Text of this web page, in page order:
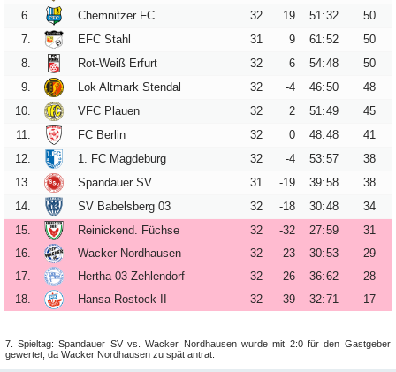
Tickets
Archiv
DFB-
Pokalspiele
Sachsen-
Pokalspiele
Erzgebirgsstadion
Stadionchronik
Umbau-
Tagebuch
6.
Chemnitzer FC 32 19 51:32
50
7.
EFC Stahl 31 9 61:52
50
8.
Rot-Weiß Erfurt 32 6 54:48
50
9.
Lok Altmark Stendal 32 -4 46:50
48
10.
VFC Plauen 32 2 51:49
45
11.
FC Berlin 32 0 48:48
41
12.
1. FC Magdeburg 32 -4 53:57
38
13.
Spandauer SV 31 -19 39:58
38
14.
SV Babelsberg 03 32 -18 30:48
34
15.
Reinickend. Füchse 32 -32 27:59
31
16.
Wacker Nordhausen 32 -23 30:53
29
17.
Hertha 03 Zehlendorf 32 -26 36:62
28
18.
Hansa Rostock II 32 -39 32:71 17
7. Spieltag: Spandauer SV vs. Wacker Nordhausen wurde mit 2:0 für den Gastgeber
gewertet, da Wacker Nordhausen zu spät antrat.